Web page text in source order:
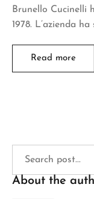
Brunello Cucinelli
1978. L’azienda
Read more
About the